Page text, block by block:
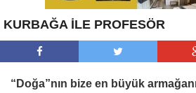
KURBAĞA İLE PROFESÖR
“Doğa”nın bize en büyük